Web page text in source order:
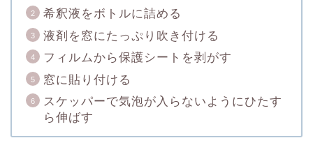
希釈液をボトルに詰める
液剤を窓にたっぷり吹き付ける
フィルムから保護シートを剥がす
窓に貼り付ける
スケッパーで気泡が入らないようにひたす
ら伸ばす